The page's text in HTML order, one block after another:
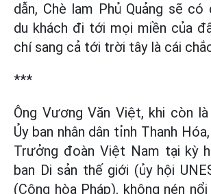
dẫn, Chè lam Phủ Quảng sẽ có
du khách đi tới mọi miền của
chí sang cả tới trời tây là cái
***
Ông Vương Văn Việt, khi còn
Ủy ban nhân dân tỉnh Thanh
Trưởng đoàn Việt Nam tại kỳ
ban Di sản thế giới (ủy hội
(Cộng hòa Pháp), không nén